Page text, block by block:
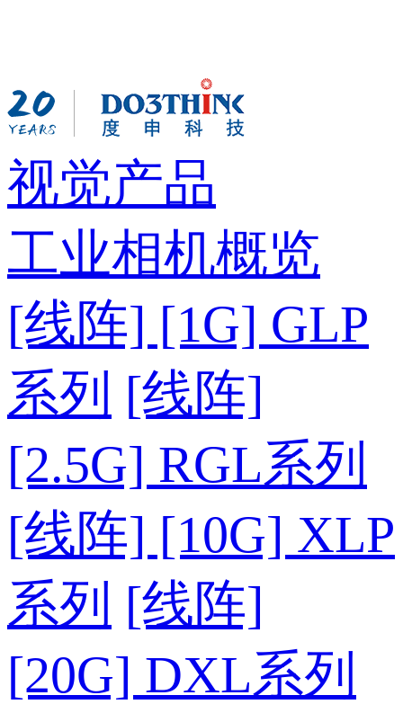
视觉产品
工业相机概览
[线阵] [1G] GLP
系列 [线阵]
[2.5G] RGL系列
[线阵] [10G] XLP
系列 [线阵]
[20G] DXL系列